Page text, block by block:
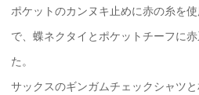
ポケットのカンヌキ止めに赤の糸を
で、蝶ネクタイとポケットチーフに
た。
サックスのギンガムチェックシャツ